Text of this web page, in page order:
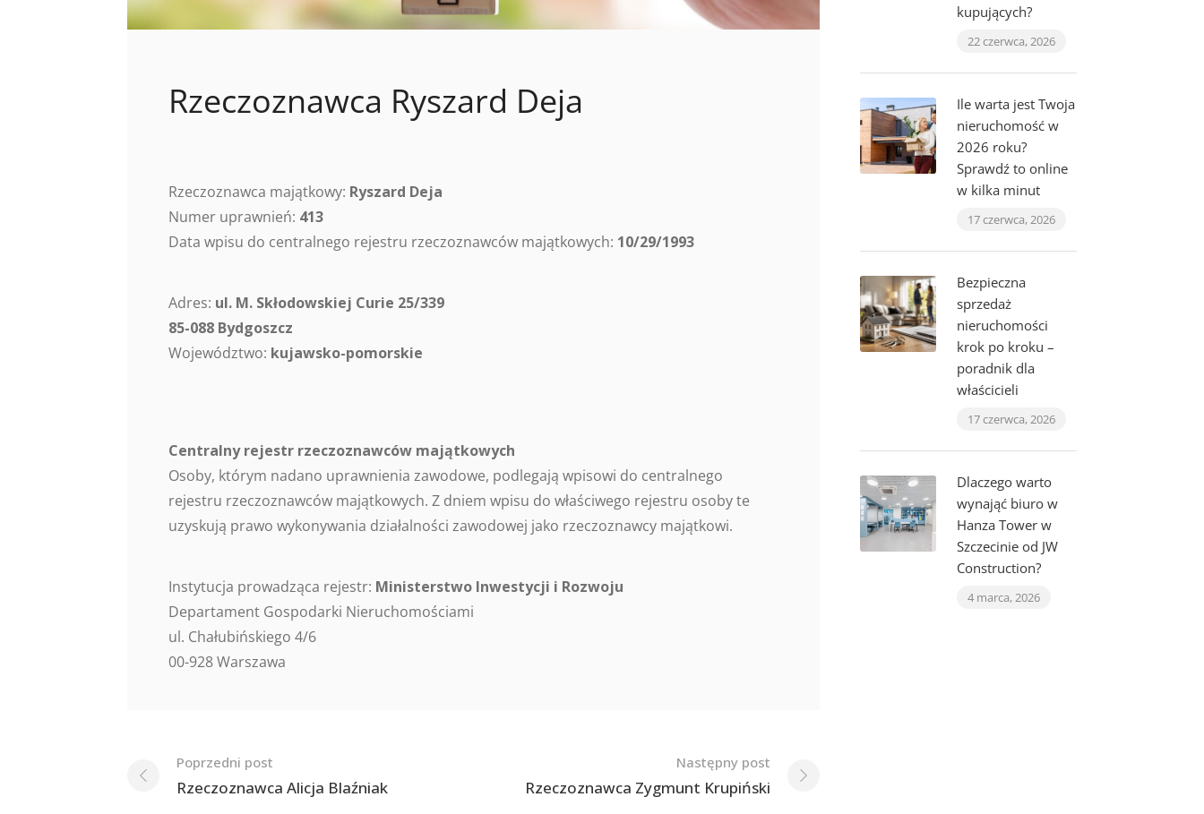
Rzeczoznawca Ryszard Deja
Rzeczoznawca majątkowy: Ryszard Deja
Numer uprawnień: 413
Data wpisu do centralnego rejestru rzeczoznawców majątkowych: 10/29/1993
Adres: ul. M. Skłodowskiej Curie 25/339
85-088 Bydgoszcz
Województwo: kujawsko-pomorskie
Centralny rejestr rzeczoznawców majątkowych
Osoby, którym nadano uprawnienia zawodowe, podlegają wpisowi do centralnego
rejestru rzeczoznawców majątkowych. Z dniem wpisu do właściwego rejestru osoby te
uzyskują prawo wykonywania działalności zawodowej jako rzeczoznawcy majątkowi.
Instytucja prowadząca rejestr: Ministerstwo Inwestycji i Rozwoju
Departament Gospodarki Nieruchomościami
ul. Chałubińskiego 4/6
00-928 Warszawa
Nawigacja
po
Poprzedni post
Rzeczoznawca Alicja Blaźniak
Następny post
Rzeczoznawca Zygmunt Krupiński
kupujących?
22 czerwca, 2026
Ile warta jest Twoja
nieruchomość w
2026 roku?
Sprawdź to online
w kilka minut
17 czerwca, 2026
Bezpieczna
sprzedaż
nieruchomości
krok po kroku –
poradnik dla
właścicieli
17 czerwca, 2026
Dlaczego warto
wynająć biuro w
Hanza Tower w
Szczecinie od JW
Construction?
4 marca, 2026